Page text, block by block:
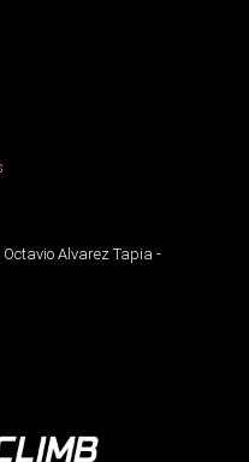
Alvarez Tapia -